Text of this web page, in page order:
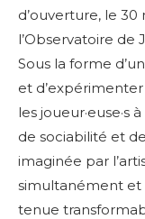
d’ouverture, le 30
l’Observatoire de
Sous la forme
et
les
de sociabilité et
imaginée par
simultanément et
tenue